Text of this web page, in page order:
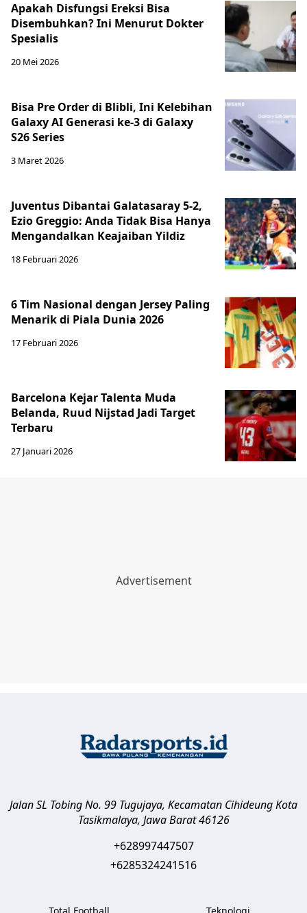
Apakah Disfungsi Ereksi Bisa
Disembuhkan? Ini Menurut Dokter
Spesialis
20 Mei 2026
Bisa Pre Order di Blibli, Ini Kelebihan
Galaxy AI Generasi ke-3 di Galaxy
S26 Series
3 Maret 2026
Juventus Dibantai Galatasaray 5-2,
Ezio Greggio: Anda Tidak Bisa Hanya
Mengandalkan Keajaiban Yildiz
18 Februari 2026
6 Tim Nasional dengan Jersey Paling
Menarik di Piala Dunia 2026
17 Februari 2026
Barcelona Kejar Talenta Muda
Belanda, Ruud Nijstad Jadi Target
Terbaru
27 Januari 2026
Jalan SL Tobing No. 99 Tugujaya, Kecamatan CihideungKota
Tasikmalaya, Jawa Barat 46126
+628997447507
+6285324241516